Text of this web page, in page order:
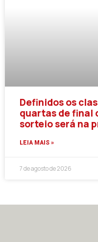
Definidos os
quartas de final
sorteio será na
LEIA MAIS »
7 de agosto de 2026